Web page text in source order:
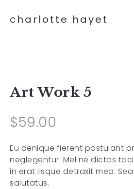
charlotte hayet
Art Work 5
$59.00
Eu denique fierent postulant
neglegentur. Mel ne dictas
in erat iisque detraxit mea.
salutatus.